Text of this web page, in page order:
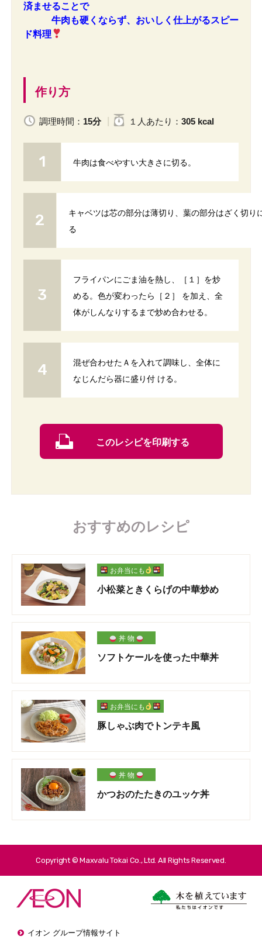
済ませることで
牛肉も硬くならず、おいしく仕上がるスピー
ド料理
作り方
調理時間： 15分 １人 あたり ： 305 kcal
牛肉は食べやすい大きさに切る。
キャベツは芯の部分は薄切り、葉の部分はざく切
フライパンにごま油を熱し、［１］を炒
める。色が変わったら［２］ を加え、全
体がしんなりするまで炒め合わせる。
混ぜ合わせたＡを入れて調味し、全体に
なじんだら器に盛り付 ける。
このレシピを印刷する
おすすめのレシピ
お弁当にも
小松菜ときくらげの中華炒め
丼 物
ソフトケールを使った中華丼
お弁当にも
豚しゃぶ肉でトンテキ風
丼 物
かつおのたたきのユッケ丼
Copyright © Maxvalu Tokai Co., Ltd. All Rights Reserved.
イオン グループ情報サイト